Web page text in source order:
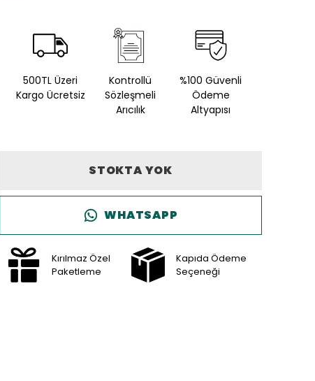
500TL Üzeri
Kargo Ücretsiz
Kontrollü
Sözleşmeli
Arıcılık
%100 Güvenli
Ödeme
Altyapısı
STOKTA YOK
WHATSAPP
Kırılmaz Özel
Paketleme
Kapıda Ödeme
Seçeneği